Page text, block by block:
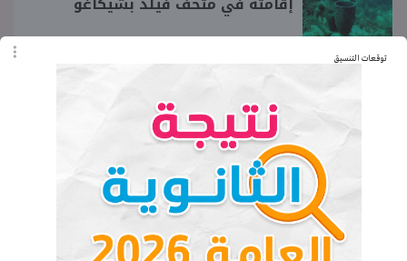
توقعات التنسيق
أبو النمر.. من هو دياب اللوح الذي توفى
اليوم بعد مسيرة حافلة دفاعا عن
القضية الفلسطينية
كيفية التدريب في هاكاثون الذكاء